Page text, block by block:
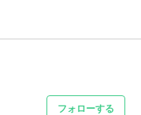
フォローする